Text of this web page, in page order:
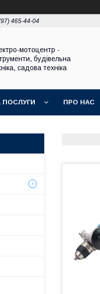
465-44-04
мотоцентр -
будівельна
садова техніка
ПОСЛУГИ ПРО НАС